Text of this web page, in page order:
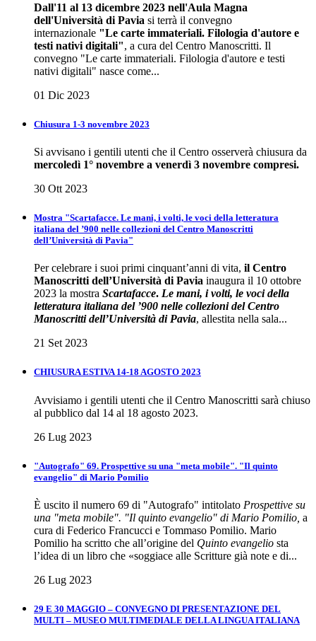
Dall'11 al 13 dicembre 2023 nell'Aula Magna
dell'Università di Pavia si terrà il convegno
internazionale "Le carte immateriali. Filologia d'autore e
testi nativi digitali", a cura del Centro Manoscritti. Il
convegno "Le carte immateriali. Filologia d'autore e testi
nativi digitali" nasce come...
01 Dic 2023
Chiusura 1-3 novembre 2023
Si avvisano i gentili utenti che il Centro osserverà chiusura da
mercoledì 1° novembre a venerdì 3 novembre compresi.
30 Ott 2023
Mostra "Scartafacce. Le mani, i volti, le voci della letteratura
italiana del ’900 nelle collezioni del Centro Manoscritti
dell’Università di Pavia"
Per celebrare i suoi primi cinquant’anni di vita, il Centro
Manoscritti dell’Università di Pavia inaugura il 10 ottobre
2023 la mostra Scartafacce. Le mani, i volti, le voci della
letteratura italiana del ’900 nelle collezioni del Centro
Manoscritti dell’Università di Pavia, allestita nella sala...
21 Set 2023
CHIUSURA ESTIVA 14-18 AGOSTO 2023
Avvisiamo i gentili utenti che il Centro Manoscritti sarà chiuso
al pubblico dal 14 al 18 agosto 2023.
26 Lug 2023
"Autografo" 69. Prospettive su una "meta mobile". "Il quinto
evangelio" di Mario Pomilio
È uscito il numero 69 di "Autografo" intitolato Prospettive su
una "meta mobile". "Il quinto evangelio" di Mario Pomilio, a
cura di Federico Francucci e Tommaso Pomilio. Mario
Pomilio ha scritto che all’origine del Quinto evangelio sta
l’idea di un libro che «soggiace alle Scritture già note e di...
26 Lug 2023
29 E 30 MAGGIO – CONVEGNO DI PRESENTAZIONE DEL
MULTI – MUSEO MULTIMEDIALE DELLA LINGUA ITALIANA